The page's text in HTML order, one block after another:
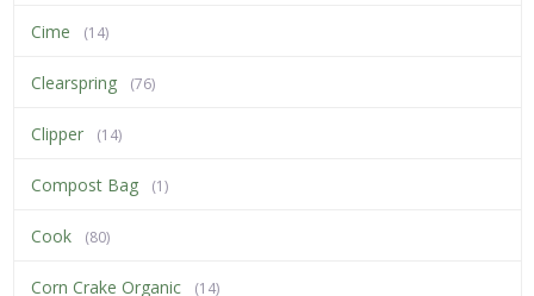
Cime (14)
Clearspring (76)
Clipper (14)
Compost Bag (1)
Cook (80)
Corn Crake Organic (14)